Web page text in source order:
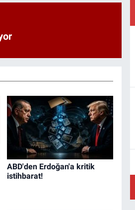
ABD'den Erdoğan'a kritik
istihbarat!